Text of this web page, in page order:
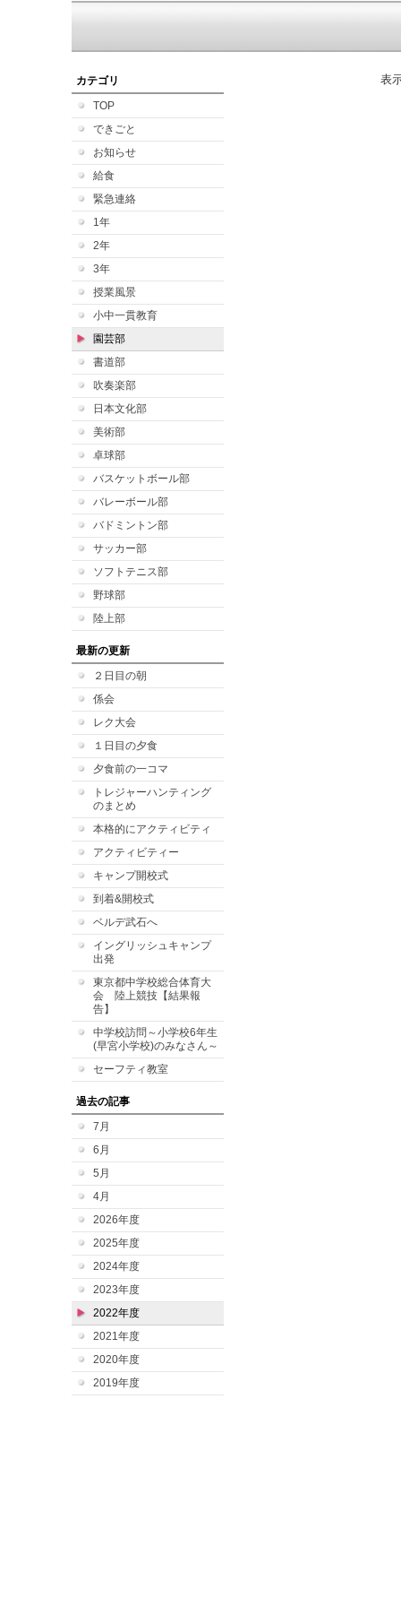
カテゴリ
TOP
できごと
お知らせ
給食
緊急連絡
1年
2年
3年
授業風景
小中一貫教育
園芸部
書道部
吹奏楽部
日本文化部
美術部
卓球部
バスケットボール部
バレーボール部
バドミントン部
サッカー部
ソフトテニス部
野球部
陸上部
最新の更新
２日目の朝
係会
レク大会
１日目の夕食
夕食前の一コマ
トレジャーハンティング
のまとめ
本格的にアクティビティ
アクティビティー
キャンプ開校式
到着&開校式
ベルデ武石へ
イングリッシュキャンプ
出発
東京都中学校総合体育大
会 陸上競技【結果報
告】
中学校訪問～小学校6年生
(早宮小学校)のみなさん～
セーフティ教室
過去の記事
7月
6月
5月
4月
2026年度
2025年度
2024年度
2023年度
2022年度
2021年度
2020年度
2019年度
表